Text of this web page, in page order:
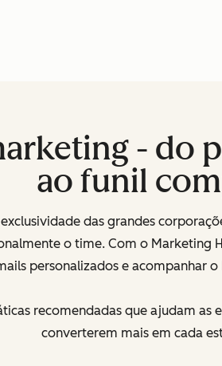
- do
ao funil
das grandes
o time. Com o Marketing
personalizados e acompanhar
recomendadas que ajudam
converterem mais em cada